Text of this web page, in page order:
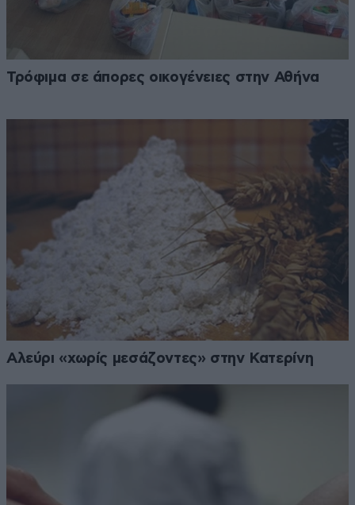
Τρόφιμα σε άπορες οικογένειες στην Αθήνα
Αλεύρι «χωρίς μεσάζοντες» στην Κατερίνη